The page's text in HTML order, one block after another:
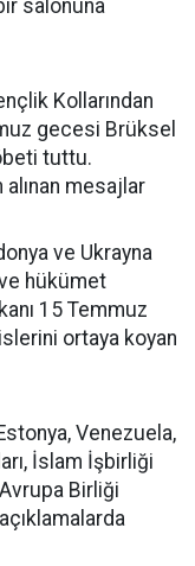
salonuna
Kollarından
gecesi Brüksel
tuttu.
alınan mesajlar
ve Ukrayna
hükümet
15 Temmuz
ortaya koyan
Estonya, Venezuela,
İslam İşbirliği
Birliği